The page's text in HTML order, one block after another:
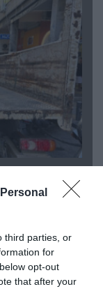
third parties, or
for
opt-out
that after your
στην